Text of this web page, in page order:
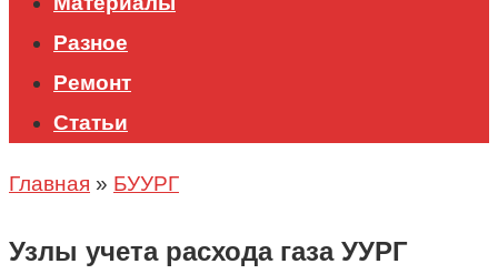
Разное
Ремонт
Статьи
Главная » БУУРГ
Узлы учета расхода газа УУРГ